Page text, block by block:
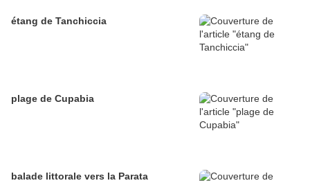
étang de Tanchiccia
plage de Cupabia
balade littorale vers la Parata